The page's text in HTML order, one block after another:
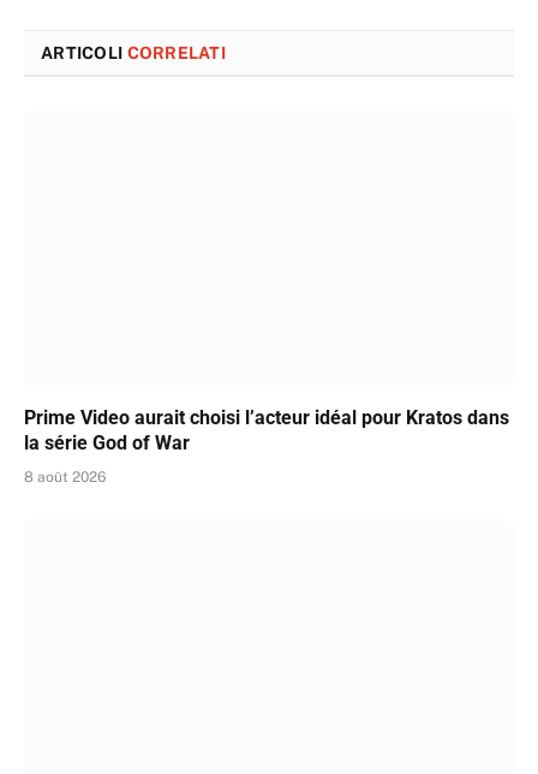
ARTICOLI CORRELATI
Prime Video aurait choisi l’acteur idéal pour Kratos dans
la série God of War
8 août 2026